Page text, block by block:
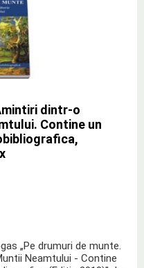
dintr-o
Contine un
„Pe drumuri de munte.
Neamtului - Contine